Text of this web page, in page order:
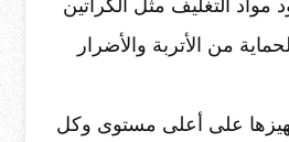
مواد التغليف مثل الكراتين
من الأتربة والأضرار
على أعلى مستوى وكل